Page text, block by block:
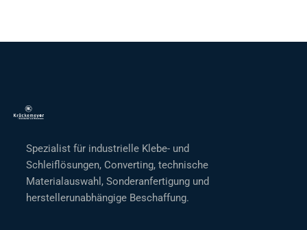
Spezialist für industrielle Klebe- und
Schleiflösungen, Converting, technische
Materialauswahl, Sonderanfertigung und
herstellerunabhängige Beschaffung.